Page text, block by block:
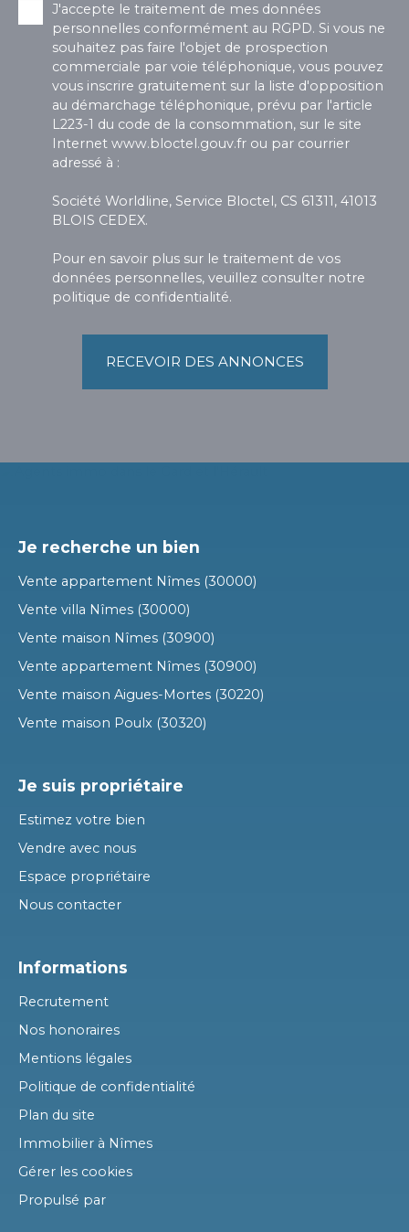
J'accepte le traitement de mes données
personnelles conformément au RGPD. Si vous ne
souhaitez pas faire l'objet de prospection
commerciale par voie téléphonique, vous pouvez
vous inscrire gratuitement sur la liste d'opposition
au démarchage téléphonique, prévu par l'article
L223-1 du code de la consommation, sur le site
Internet www.bloctel.gouv.fr ou par courrier
adressé à :
Société Worldline, Service Bloctel, CS 61311, 41013
BLOIS CEDEX.
Pour en savoir plus sur le traitement de vos
données personnelles, veuillez consulter notre
politique de confidentialité.
RECEVOIR DES ANNONCES
Je recherche un bien
Vente appartement Nîmes (30000)
Vente villa Nîmes (30000)
Vente maison Nîmes (30900)
Vente appartement Nîmes (30900)
Vente maison Aigues-Mortes (30220)
Vente maison Poulx (30320)
Je suis propriétaire
Estimez votre bien
Vendre avec nous
Espace propriétaire
Nous contacter
Informations
Recrutement
Nos honoraires
Mentions légales
Politique de confidentialité
Plan du site
Immobilier à Nîmes
Gérer les cookies
Propulsé par